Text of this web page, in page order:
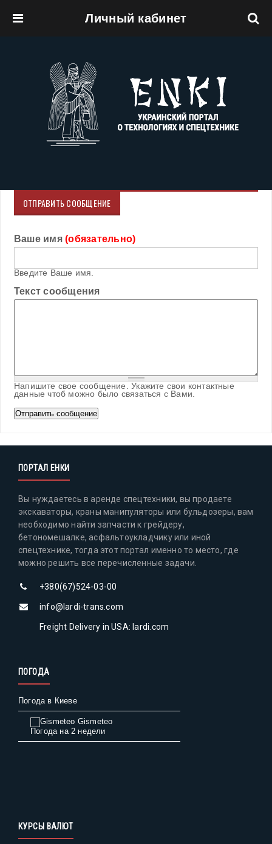
Личный кабинет
ОТПРАВИТЬ СООБЩЕНИЕ
Ваше имя(обязательно)
Введите Ваше имя.
Текст сообщения
Напишите свое сообщение. Укажите свои контактные
данные чтоб можно было связаться с Вами.
ПОРТАЛ ЕНКИ
Вы нуждаетесь в аренде спецтехники, вы продаете
экскаваторы, краны манипуляторы или бульдозеры, вам
необходимо найти запчасти к грейдеру,
бетономешалке, асфальтоукладчику или иной
спецтехнике, тогда этот портал именно то место, где
можно решить все перечисленные задачи.
+380(67)524-03-00
info@lardi-trans.com
Freight Delivery in USA: lardi.com
ПОГОДА
Погода в Киеве
Gismeteo
Погода на 2 недели
КУРСЫ ВАЛЮТ